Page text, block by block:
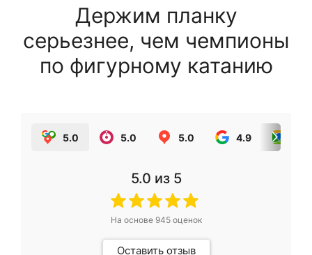
Держим планку
серьезнее, чем чемпионы
по фигурному катанию
5.0 5.0 5.0 4.9
5.0 из 5
На основе 945оценок
Оставить отзыв